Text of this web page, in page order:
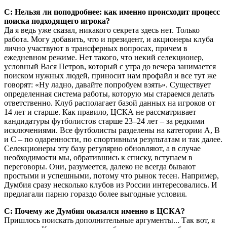
С: Нельзя ли поподробнее: как именно происходит процесс
поиска подходящего игрока?
Да я ведь уже сказал, никакого секрета здесь нет. Только
работа. Могу добавить, что и президент, и акционеры клуба
лично участвуют в трансферных вопросах, причем в
ежедневном режиме. Нет такого, что некий селекционер,
условный Вася Петров, который с утра до вечера занимается
поиском нужных людей, приносит нам профайл и все тут же
говорят: «Ну ладно, давайте попробуем взять». Существует
определенная система работы, которую мы стараемся делать
ответственно. Клуб располагает базой данных на игроков от
14 лет и старше. Как правило, ЦСКА не рассматривает
кандидатуры футболистов старше 23–24 лет – за редкими
исключениями. Все футболисты разделены на категории A, B
и C – по одаренности, по спортивным результатам и так далее.
Селекционеры эту базу регулярно обновляют, а в случае
необходимости мы, обратившись к списку, вступаем в
переговоры. Они, разумеется, далеко не всегда бывают
простыми и успешными, потому что рынок тесен. Например,
Думбия сразу несколько клубов из России интересовались. И
предлагали парню гораздо более выгодные условия.
С: Почему же Думбия оказался именно в ЦСКА?
Пришлось поискать дополнительные аргументы... Так вот, я